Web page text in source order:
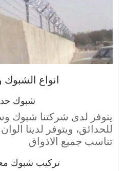
انواع الشبوك
شبوك
يتوفر لدى شركتنا شبوك
للحدائق، ويتوفر لدينا
تناسب جميع الاذواق
تركيب شبوك